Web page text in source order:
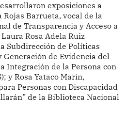
exposiciones a
Rojas Barrueta, vocal de la
de Transparencia y Acceso a
Rosa Adela Ruiz
Subdirección de Políticas
Generación de Evidencia del
Integración de la Persona con
y Rosa Yataco Marín,
Personas con Discapacidad
de la Biblioteca Nacional